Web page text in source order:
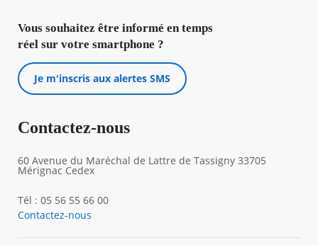
Vous souhaitez être informé en temps
réel sur votre smartphone ?
Je m'inscris aux alertes SMS
Contactez-nous
60 Avenue du Maréchal de Lattre de Tassigny 33705
Mérignac Cedex
Tél : 05 56 55 66 00
Contactez-nous